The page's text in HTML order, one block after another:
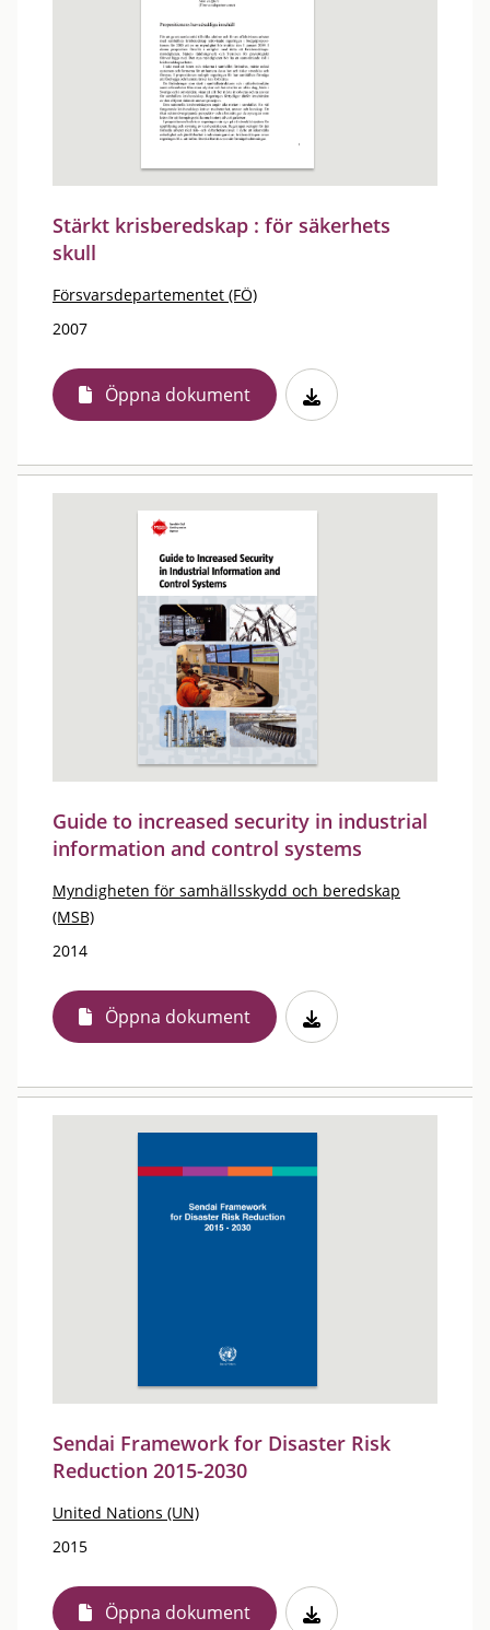
Stärkt krisberedskap : för säkerhets
skull
Försvarsdepartementet (FÖ)
2007
Öppna dokument
Guide to increased security in industrial
information and control systems
Myndigheten för samhällsskydd och beredskap
(MSB)
2014
Öppna dokument
Sendai Framework for Disaster Risk
Reduction 2015-2030
United Nations (UN)
2015
Öppna dokument